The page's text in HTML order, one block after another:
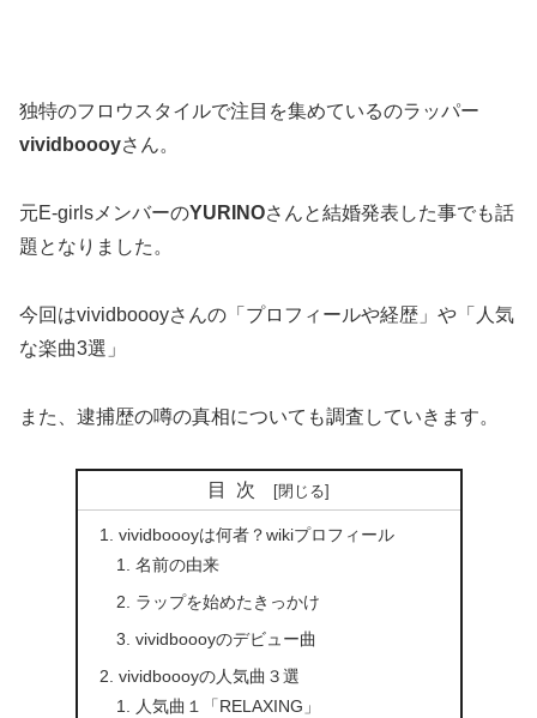
独特のフロウスタイルで注目を集めているのラッパー
vividboooyさん。
元E-girlsメンバーのYURINOさんと結婚発表した事でも話
題となりました。
今回はvividboooyさんの「プロフィールや経歴」や「人気
な楽曲3選」
また、逮捕歴の噂の真相についても調査していきます。
目次
vividboooyは何者？wikiプロフィール
名前の由来
ラップを始めたきっかけ
vividboooyのデビュー曲
vividboooyの人気曲３選
人気曲１「RELAXING」